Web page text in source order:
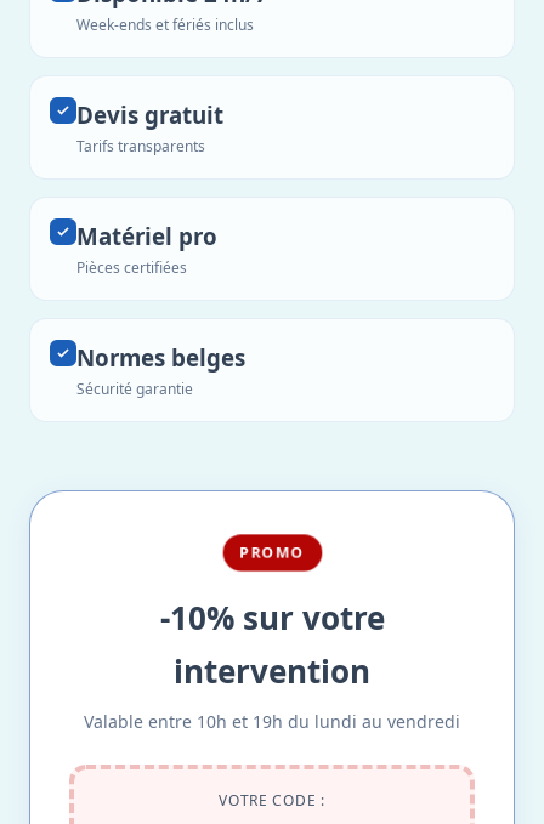
Week-ends et fériés inclus
Devis gratuit
Tarifs transparents
Matériel pro
Pièces certifiées
Normes belges
Sécurité garantie
PROMO
-10% sur votre
intervention
Valable entre 10h et 19h du lundi au vendredi
VOTRE CODE :